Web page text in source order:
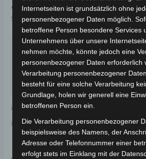
Artikelnummer: 3M202-6003A-B1
Schlagwort:Karosserie & Verkleidung
inkl. 19 % MwSt.Kostenloser Versand
Lieferzeit:Versandfertig innerhalb 24
Internetseiten ist grundsätzlich ohne
personenbezogener Daten möglich.
betroffene Person besondere Services
Unternehmens über unsere
nehmen möchte, könnte jedoch eine
personenbezogener Daten erforderlich
Verarbeitung personenbezogener
besteht für eine solche Verarbeitung
Grundlage, holen wir generell eine
betroffenen Person ein.
Die Verarbeitung personenbezogener
beispielsweise des Namens, der
Adresse oder Telefonnummer einer
erfolgt stets im Einklang mit der